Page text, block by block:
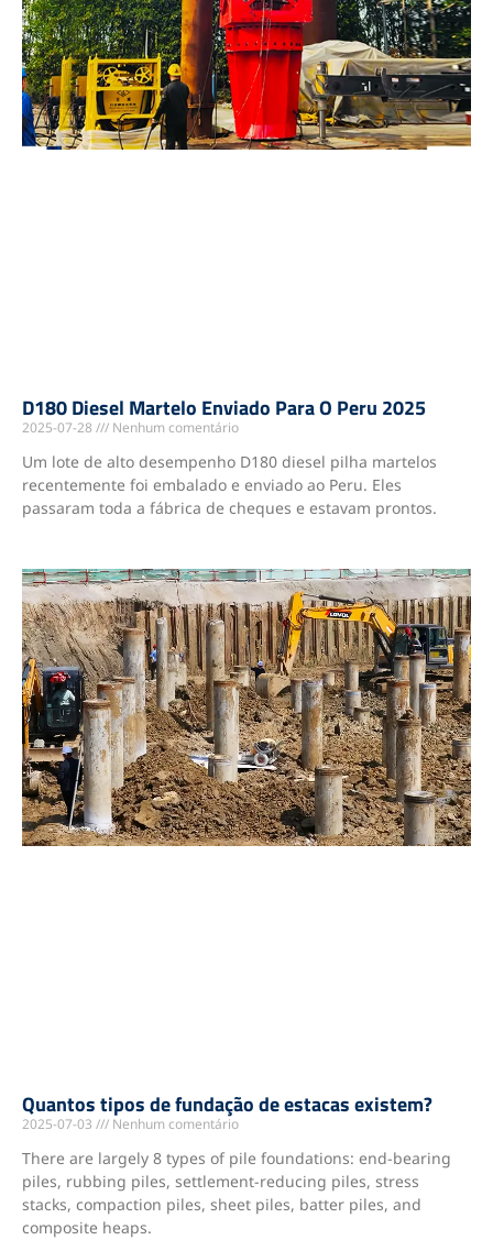
D180 Diesel Martelo Enviado Para O Peru 2025
2025-07-28 Nenhum comentário
Um lote de alto desempenho D180 diesel pilha martelos
recentemente foi embalado e enviado ao Peru. Eles
passaram toda a fábrica de cheques e estavam prontos.
Quantos tipos de fundação de estacas existem?
2025-07-03 Nenhum comentário
There are largely 8 types of pile foundations: end-bearing
piles, rubbing piles, settlement-reducing piles, stress
stacks, compaction piles, sheet piles, batter piles, and
composite heaps.